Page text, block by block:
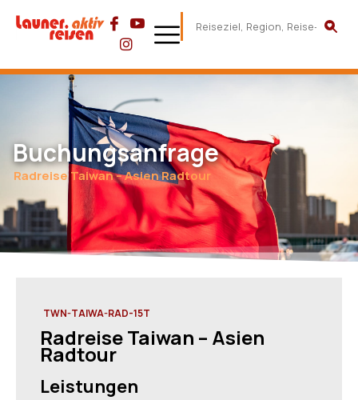
Buchungsanfrage
Radreise Taiwan – Asien Radtour
TWN-TAIWA-RAD-15T
Radreise Taiwan – Asien
Radtour
Leistungen